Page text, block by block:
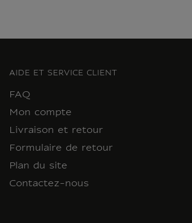
AIDE ET SERVICE CLIENT
FAQ
Mon compte
Livraison et retour
Formulaire de retour
Plan du site
Contactez-nous